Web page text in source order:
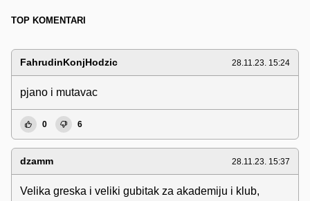
TOP KOMENTARI
FahrudinKonjHodzic 28.11.23. 15:24
pjano i mutavac
0 6
dzamm 28.11.23. 15:37
Velika greska i veliki gubitak za akademiju i klub,